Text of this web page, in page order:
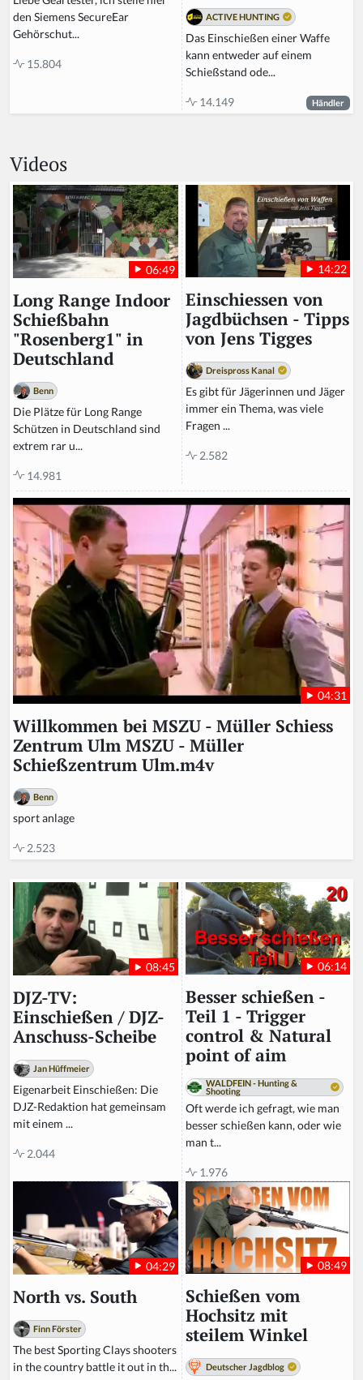
den Siemens SecureEar
Gehörschut...
15.804
ACTIVE HUNTING
Das Einschießen einer Waffe
kann entweder auf einem
Schießstand ode...
14.149 Händler
Videos
06:49
Long Range Indoor
Schießbahn
"Rosenberg1" in
Deutschland
Benn
Die Plätze für Long Range
Schützen in Deutschland sind
extrem rar u...
14.981
14:22
Einschiessen von
Jagdbüchsen - Tipps
von Jens Tigges
Dreispross Kanal
Es gibt für Jägerinnen und Jäger
immer ein Thema, was viele
Fragen ...
2.582
04:31
Willkommen bei MSZU - Müller Schiess
Zentrum Ulm MSZU - Müller
Schießzentrum Ulm.m4v
Benn
sport anlage
2.523
08:45
DJZ-TV:
Einschießen / DJZ-
Anschuss-Scheibe
Jan Hüffmeier
Eigenarbeit Einschießen: Die
DJZ-Redaktion hat gemeinsam
mit einem ...
2.044
06:14
Besser schießen -
Teil 1 - Trigger
control & Natural
point of aim
WALDFEIN - Hunting &
Shooting
Oft werde ich gefragt, wie man
besser schießen kann, oder wie
man t...
1.976
04:29
North vs. South
Finn Förster
The best Sporting Clays shooters
in the country battle it out in th...
08:49
Schießen vom
Hochsitz mit
steilem Winkel
Deutscher Jagdblog